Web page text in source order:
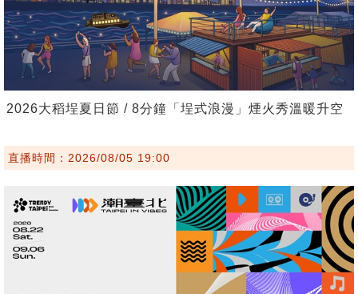
2026大稻埕夏日節 / 8分鐘「埕式浪漫」煙火秀溫暖升空
直播時間：2026/08/05 19:00